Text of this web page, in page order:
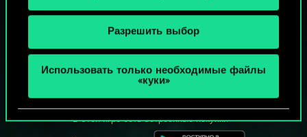
Разрешить выбор
Использовать только необходимые файлы
«куки»
МОЖЕТ ПАРТЕЕЧКУ В ГВИНТ?
ИГРАТЬ
БЕСПЛАТНО НА ПК
В этой игре есть встроенные покупки